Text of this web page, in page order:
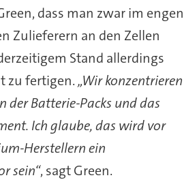
dass man zwar im engen
Zulieferern an den Zellen
Stand allerdings
zu fertigen.„Wir konzentrieren
der Batterie-Packs und das
Ich glaube, das wird vor
Herstellern ein
sein“, sagt Green.